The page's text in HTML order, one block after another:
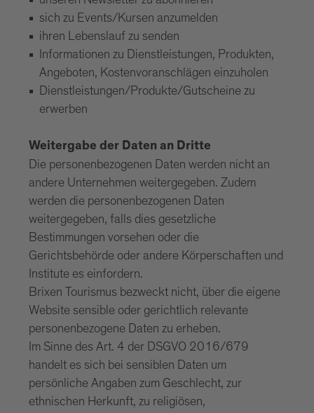
sich zu Events/Kursen anzumelden
ihren Lebenslauf zu senden
Informationen zu Dienstleistungen, Produkten,
Angeboten, Kostenvoranschlägen einzuholen
Dienstleistungen/Produkte/Gutscheine zu
erwerben
Weitergabe der Daten an Dritte
Die personenbezogenen Daten werden nicht an
andere Unternehmen weitergegeben. Zudem
werden die personenbezogenen Daten
weitergegeben, falls dies gesetzliche
Bestimmungen vorsehen oder die
Gerichtsbehörde oder andere Körperschaften und
Institute es einfordern.
Brixen Tourismus bezweckt nicht, über die eigene
Website sensible oder gerichtlich relevante
personenbezogene Daten zu erheben.
Im Sinne des Art. 4 der DSGVO 2016/679
handelt es sich bei sensiblen Daten um
persönliche Angaben zum Geschlecht, zur
ethnischen Herkunft, zu religiösen,